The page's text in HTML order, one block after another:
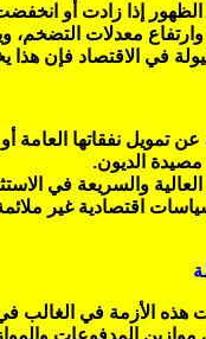
الظهور إذا زادت أو
وارتفاع معدلات
في الاقتصاد فإن
تمويل نفقاتها
مصيدة الديون.
والسريعة في
اقتصادية غير
الأزمة في الغالب في
موازين المدفوعات